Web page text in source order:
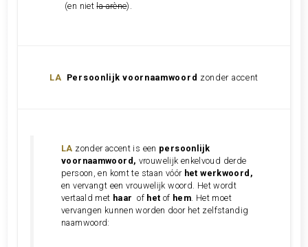
(en nietla arène).
LA Persoonlijk voornaamwoord zonder accent
LA zonder accent is een persoonlijk
voornaamwoord, vrouwelijk enkelvoud derde
persoon, en komt te staan vóór het werkwoord,
en vervangt een vrouwelijk woord. Het wordt
vertaald met haarof het of hem. Het moet
vervangen kunnen worden door het zelfstandig
naamwoord: